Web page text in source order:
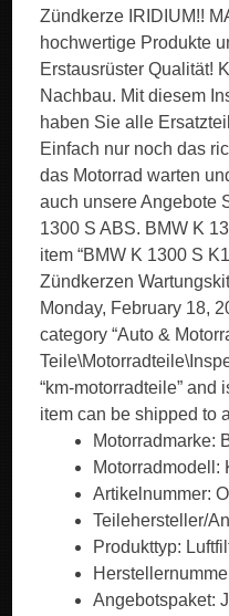
Zündkerze IRIDIUM!!
hochwertige Produkte
Erstausrüster Qualität!
Nachbau. Mit diesem
haben Sie alle
Einfach nur noch das
das Motorrad warten
auch unsere Angebote
1300 S ABS. BMW K
item “BMW K 1300 S
Zündkerzen
Monday, February 18,
category “Auto &
“km-motorradteile” and
item can be shipped to
Motorradmarke:
Motorradmodell:
Artikelnummer:
Teilehersteller/
Produkttyp:
Angebotspaket: